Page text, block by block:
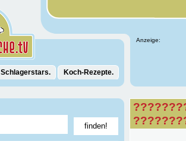
Anzeige:
Schlagerstars. Koch-Rezepte.